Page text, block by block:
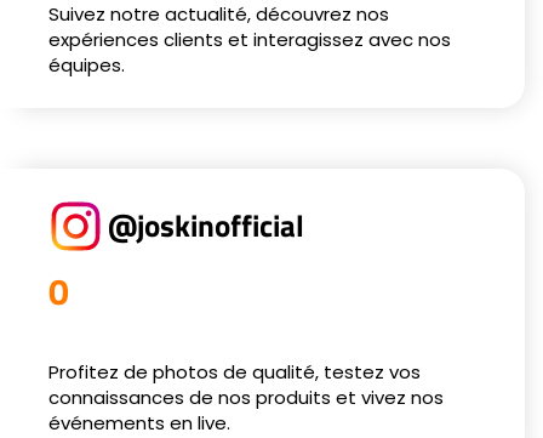
Suivez notre actualité, découvrez nos
expériences clients et interagissez avec nos
équipes.
@joskinofficial
0
Profitez de photos de qualité, testez vos
connaissances de nos produits et vivez nos
événements en live.